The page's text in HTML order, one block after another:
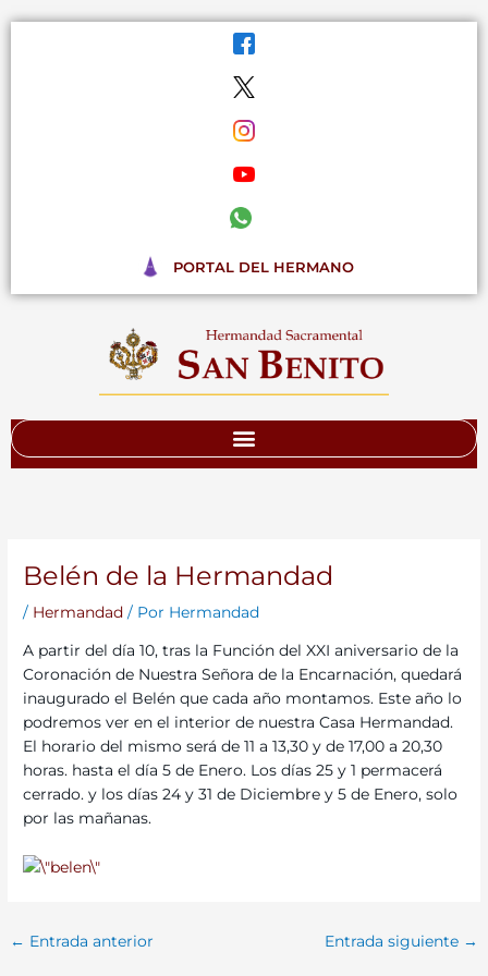
PORTAL DEL HERMANO
Belén de la Hermandad
/ Hermandad / Por Hermandad
A partir del día 10, tras la Función del XXI aniversario de la
Coronación de Nuestra Señora de la Encarnación, quedará
inaugurado el Belén que cada año montamos. Este año lo
podremos ver en el interior de nuestra Casa Hermandad.
El horario del mismo será de 11 a 13,30 y de 17,00 a 20,30
horas. hasta el día 5 de Enero. Los días 25 y 1 permacerá
cerrado. y los días 24 y 31 de Diciembre y 5 de Enero, solo
por las mañanas.
← Entrada anterior Entrada siguiente →